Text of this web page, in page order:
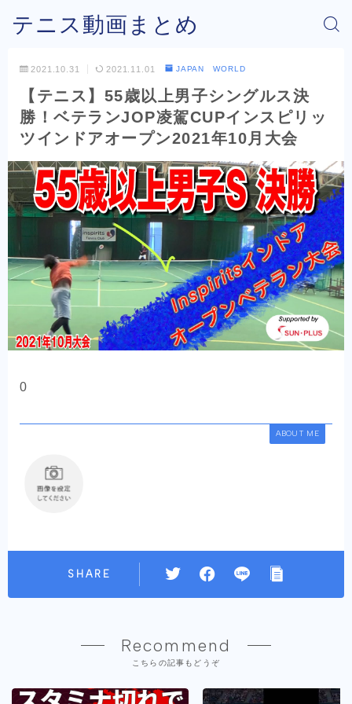
テニス動画まとめ
2021.10.31 2021.11.01 JAPAN WORLD
【テニス】55歳以上男子シングルス決
勝！ベテランJOP凌駕CUPインスピリッ
ツインドアオープン2021年10月大会
0
ABOUT ME
SHARE
Recommend
こちらの記事もどうぞ